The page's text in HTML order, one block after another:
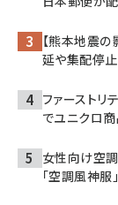
【熊本地震の
延や集配停止
ファーストリ
でユニクロ
女性向け空調
「空調風神服